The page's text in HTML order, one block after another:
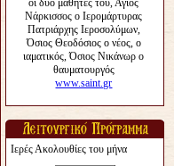
Ιερές Ακολουθίες του μήνα